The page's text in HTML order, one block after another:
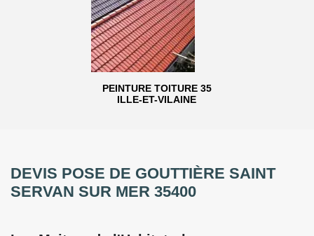
PEINTURE TOITURE 35
ILLE-ET-VILAINE
DEVIS POSE DE GOUTTIÈRE SAINT
SERVAN SUR MER 35400